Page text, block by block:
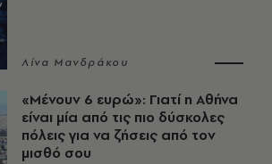
Λίνα Μανδράκου
«Μένουν 6 ευρώ»: Γιατί η Αθήνα
είναι μία από τις πιο δύσκολες
πόλεις για να ζήσεις από τον
μισθό σου